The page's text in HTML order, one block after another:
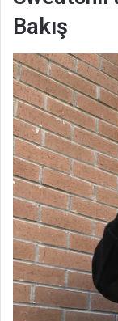
Bakış